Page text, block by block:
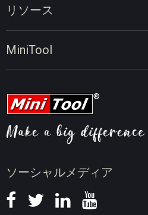
ソーシャルメディア
ビデオコンバーター
リソース
動画圧縮のヒント
ニュース
MiniTool